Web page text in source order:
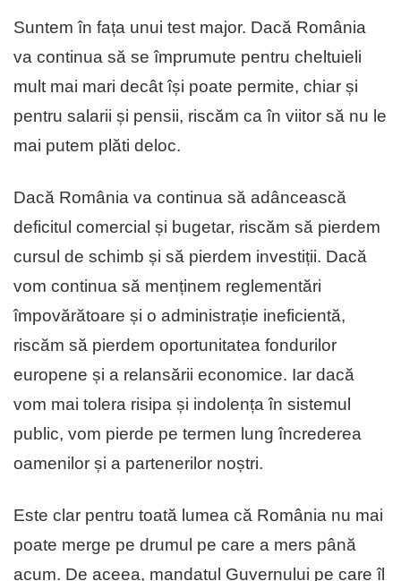
Suntem în fața unui test major. Dacă România
va continua să se împrumute pentru cheltuieli
mult mai mari decât își poate permite, chiar și
pentru salarii și pensii, riscăm ca în viitor să nu le
mai putem plăti deloc.
Dacă România va continua să adâncească
deficitul comercial și bugetar, riscăm să pierdem
cursul de schimb și să pierdem investiții. Dacă
vom continua să menținem reglementări
împovărătoare și o administrație ineficientă,
riscăm să pierdem oportunitatea fondurilor
europene și a relansării economice. Iar dacă
vom mai tolera risipa și indolența în sistemul
public, vom pierde pe termen lung încrederea
oamenilor și a partenerilor noștri.
Este clar pentru toată lumea că România nu mai
poate merge pe drumul pe care a mers până
acum. De aceea, mandatul Guvernului pe care îl